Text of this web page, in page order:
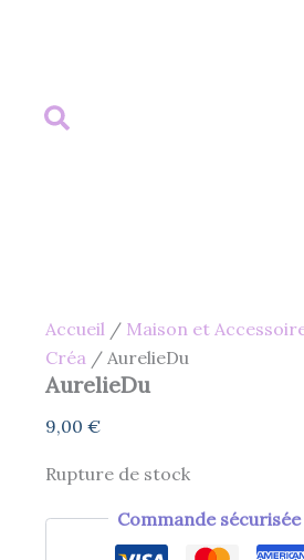
Accueil / Maison et
Créa / AurelieDu
AurelieDu
9,00 €
Rupture de stock
Commande